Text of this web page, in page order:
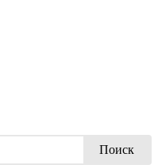
Поиск